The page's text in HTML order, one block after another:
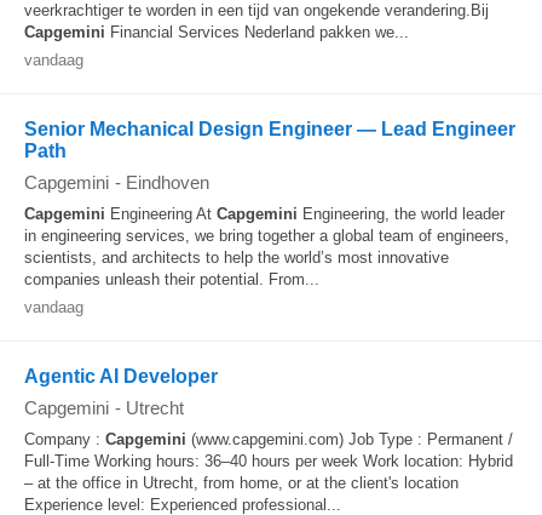
veerkrachtiger te worden in een tijd van ongekende verandering.Bij
Capgemini Financial Services Nederland pakken we...
vandaag
Senior Mechanical Design Engineer — Lead Engineer
Path
Capgemini - Eindhoven
Capgemini Engineering At Capgemini Engineering, the world leader
in engineering services, we bring together a global team of engineers,
scientists, and architects to help the world’s most innovative
companies unleash their potential. From...
vandaag
Agentic AI Developer
Capgemini - Utrecht
Company : Capgemini (www.capgemini.com) Job Type : Permanent /
Full-Time Working hours: 36–40 hours per week Work location: Hybrid
– at the office in Utrecht, from home, or at the client's location
Experience level: Experienced professional...